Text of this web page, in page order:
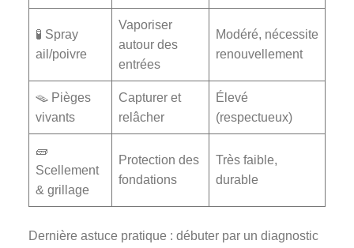
🧪 Spray
ail/poivre
Vaporiser
autour des
entrées
Modéré, nécessite
renouvellement
🪤 Pièges
vivants
Capturer et
relâcher
Élevé
(respectueux)
🧱
Scellement
& grillage
Protection des
fondations
Très faible,
durable
Dernière astuce pratique : débuter par un diagnostic